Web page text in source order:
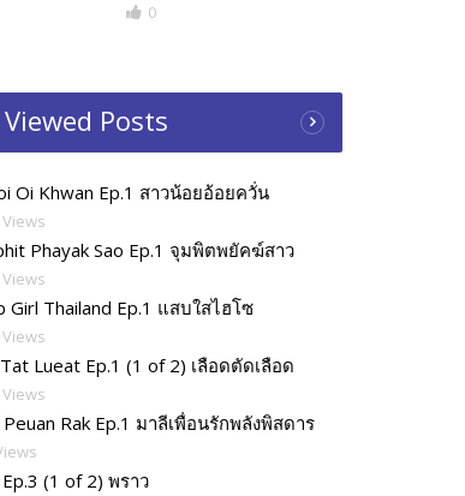
0
Posts
Oi Khwan Ep.1 สาวน้อยอ้อยควั่น
Views
Phayak Sao Ep.1 จุมพิตพยัคฆ์สาว
Views
Girl Thailand Ep.1 แสบใสไฮโซ
Views
Lueat Ep.1 (1 of 2) เลือดตัดเลือด
Views
Rak Ep.1 มาลีเพื่อนรักพลังพิสดาร
(1 of 2) พราว